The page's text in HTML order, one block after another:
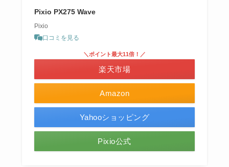
Pixio PX275 Wave
Pixio
口コミを見る
Amazon
＼ポイント最大11倍！／
楽天市場
Yahooショッピング
Pixio公式